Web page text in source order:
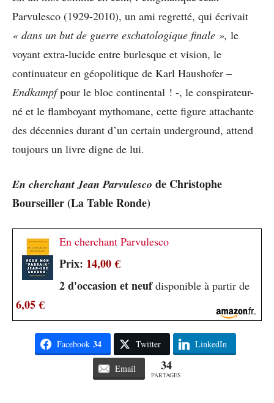
Parvulesco (1929-2010), un ami regretté, qui écrivait
« dans un but de guerre eschatologique finale », le
voyant extra-lucide entre burlesque et vision, le
continuateur en géopolitique de Karl Haushofer –
Endkampfpour le bloc continental ! -, le conspirateur-
né et le flamboyant mythomane, cette figure attachante
des décennies durant d’un certain underground, attend
toujours un livre digne de lui.
En cherchant Jean Parvulesco de Christophe
Bourseiller (La Table Ronde)
En cherchant Parvulesco
Prix: 14,00 €
2 d'occasion et neufdisponible à partir de
6,05 €
Facebook 34 Twitter LinkedIn
Email 34
PARTAGES